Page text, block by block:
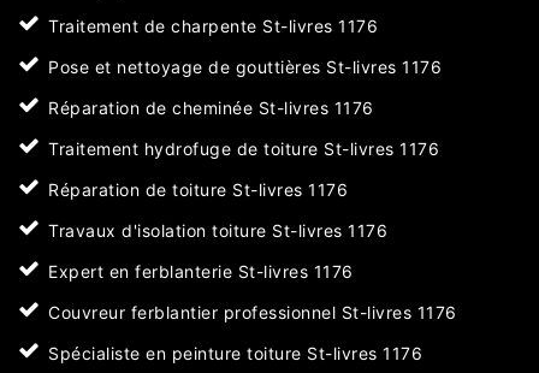
Traitement de charpente St-livres 1176
Pose et nettoyage de gouttières St-livres 1176
Réparation de cheminée St-livres 1176
Traitement hydrofuge de toiture St-livres 1176
Réparation de toiture St-livres 1176
Travaux d'isolation toiture St-livres 1176
Expert en ferblanterie St-livres 1176
Couvreur ferblantier professionnel St-livres 1176
Spécialiste en peinture toiture St-livres 1176